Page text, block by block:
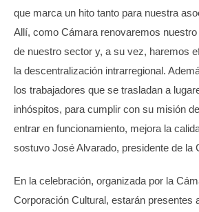
que marca un hito tanto para nuestra
Allí, como Cámara renovaremos
de nuestro sector y, a su vez, haremos
la descentralización intrarregional.
los trabajadores que se trasladan a
inhóspitos, para cumplir con su misión
entrar en funcionamiento, mejora la
sostuvo José Alvarado, presidente de la
En la celebración, organizada por la
Corporación Cultural, estarán presentes